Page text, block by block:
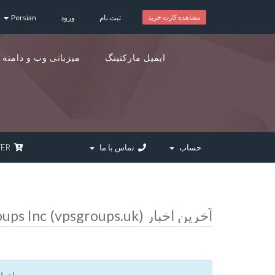
Persian ورود ثبت نام مشاهده کارت خرید
میزبانی وب و دامنه ایمیل مارکتینگ
SPECIALOFFER تماس با ما حساب
آخرین اخبار VPSGroups Inc (vpsgroups.uk) | وی پی اس گروپ | سرور مجازی | سرور اختصاصی | هاست